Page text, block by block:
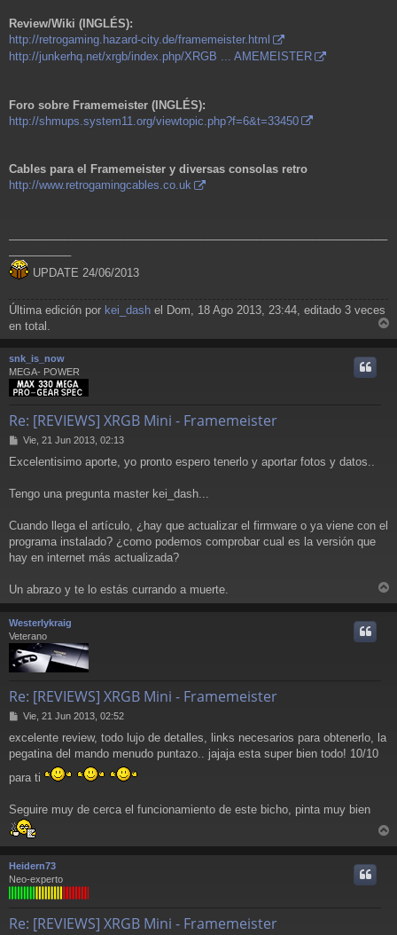
Review/Wiki (INGLÉS):
http://retrogaming.hazard-city.de/framemeister.html
http://junkerhq.net/xrgb/index.php/XRGB ... AMEMEISTER
Foro sobre Framemeister (INGLÉS):
http://shmups.system11.org/viewtopic.php?f=6&t=33450
Cables para el Framemeister y diversas consolas retro
http://www.retrogamingcables.co.uk
UPDATE 24/06/2013
Última edición por kei_dash el Dom, 18 Ago 2013, 23:44, editado 3 veces
en total.
r
snk_is_now
MEGA- POWER
Re: [REVIEWS] XRGB Mini - Framemeister
M
n
a
Vie, 21 Jun 2013, 02:13
Excelentisimo aporte, yo pronto espero tenerlo y aportar fotos y datos..
Tengo una pregunta master kei_dash...
Cuando llega el artículo, ¿hay que actualizar el firmware o ya viene con el
programa instalado? ¿como podemos comprobar cual es la versión que
hay en internet más actualizada?
Un abrazo y te lo estás currando a muerte.
r
Westerlykraig
Veterano
Re: [REVIEWS] XRGB Mini - Framemeister
M
n
s
j
Vie, 21 Jun 2013, 02:52
excelente review, todo lujo de detalles, links necesarios para obtenerlo, la
pegatina del mando menudo puntazo.. jajaja esta super bien todo! 10/10
para ti
Seguire muy de cerca el funcionamiento de este bicho, pinta muy bien
r
Heidern73
Neo-experto
Re: [REVIEWS] XRGB Mini - Framemeister